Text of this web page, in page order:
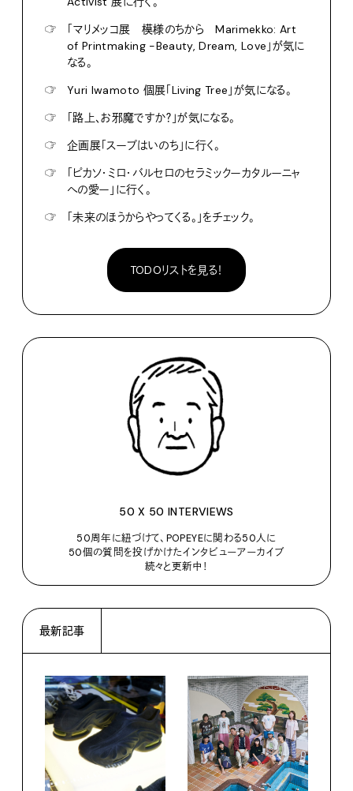
☞
「マリメッコ展 模様のちから Marimekko: Art
of Printmaking -Beauty, Dream, Love」が気に
なる。
☞
Yuri Iwamoto 個展「Living Tree」が気になる。
☞
「路上、お邪魔ですか？」が気になる。
☞
企画展「スープはいのち」に行く。
☞
「ピカソ・ミロ・バルセロのセラミックーカタルーニャ
への愛ー」に行く。
☞
「未来のほうからやってくる。」をチェック。
TODOリストを見る！
50 X 50 INTERVIEWS
50周年に紐づけて、POPEYEに関わる50人に
50個の質問を投げかけたインタビューアーカイブ
続々と更新中！
最新記事